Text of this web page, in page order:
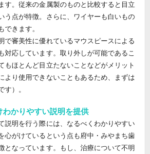
す。従来の金属製のものと比較すると目立
う点が特徴。さらに、ワイヤーも白いもの
できます。
で審美性に優れているマウスピースによる
対応しています。取り外しが可能であるこ
もほとんど目立たないことなどがメリット
より使用できないこともあるため、まずは
す）。
わかりやすい説明を提供
説明を行う際には、なるべくわかりやすい
心がけているという点も府中・みやまち歯
となっています。もし、治療について不明